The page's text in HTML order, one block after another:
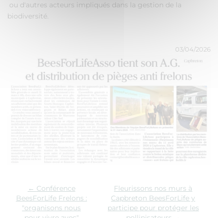
ou d'autres acteurs impliqués dans la gestion de la
biodiversité.
03/04/2026
← Conférence
BeesForLife Frelons :
"organisons nous
Fleurissons nos murs à
Capbreton BeesForLife y
participe pour protéger les